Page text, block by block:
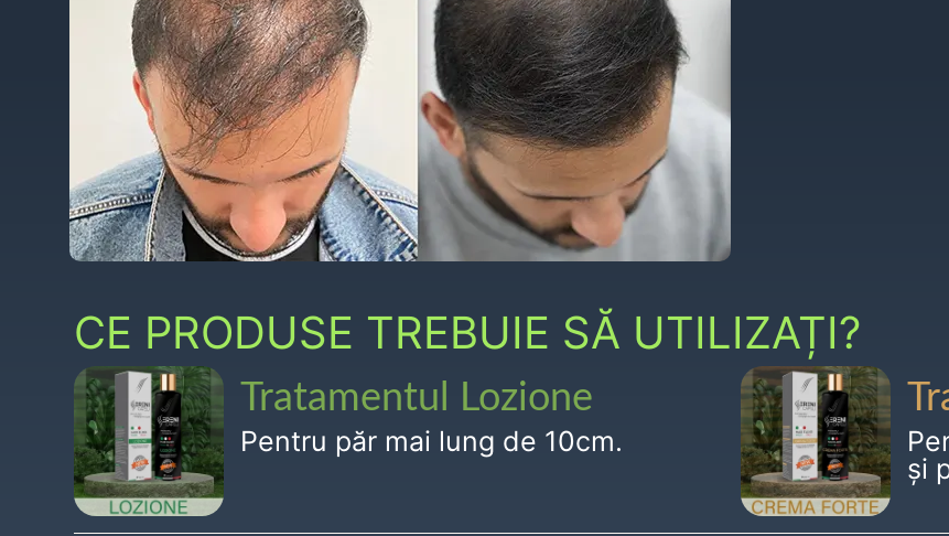
CE PRODUSE TREBUIE SĂ UTILIZAȚI?
Tratamentul Lozione
Pentru păr mai lung de 10cm.
și